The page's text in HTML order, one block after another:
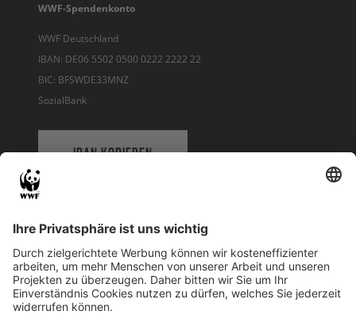
WWF-Spendenkonto
WWF Deutschland
IBAN: DE06 5502 0500 0222 2222 22
BIC: BFSWDE33MNZ
SozialBank
IBAN KOPIEREN
WWF Deutschland
Reinhardtstr. 18
10117 Berlin